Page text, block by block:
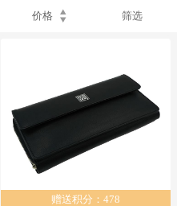
价格 筛选
赠送积分：478